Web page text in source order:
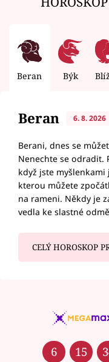
Beran Býk
Beran 6. 8. 2026
Berani, dnes se
Nenechte se odradit.
když jste myšlenkami
kterou můžete
na rameni. Někdy je
vedla ke slastné
CELÝ HOROSKOP
6 15